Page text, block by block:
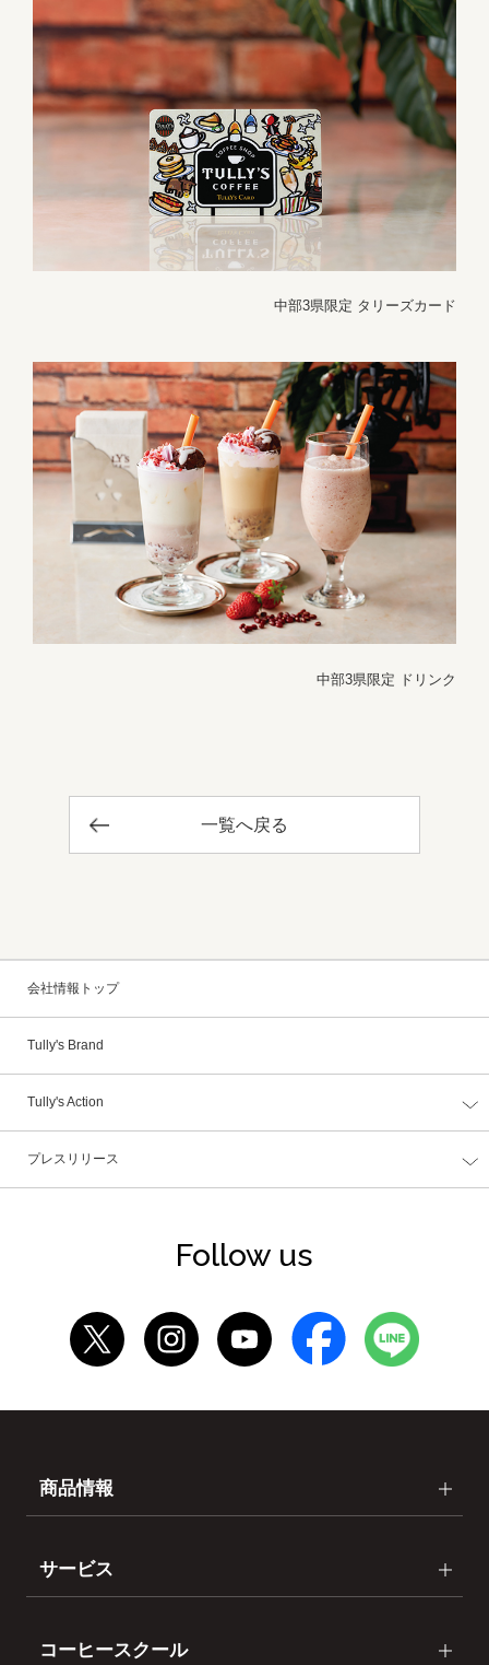
中部3県限定 タリーズカード
中部3県限定 ドリンク
一覧へ戻る
会社情報トップ
Tully's Brand
Tully's Action
プレスリリース
Follow us
商品情報
サービス
コーヒースクール